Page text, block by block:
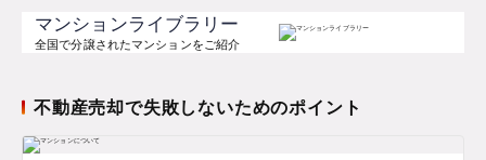
マンションライブラリー
全国で分譲されたマンションをご紹介
不動産売却で失敗しないためのポイント